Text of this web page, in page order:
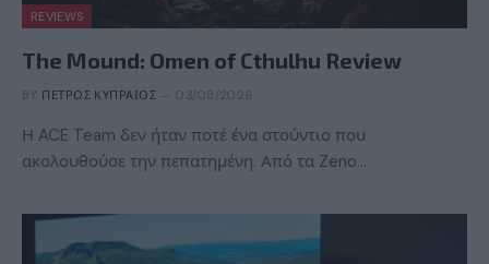
REVIEWS
The Mound: Omen of Cthulhu Review
BY ΠΈΤΡΟΣ ΚΥΠΡΑΊΟΣ 03/08/2026
Η ACE Team δεν ήταν ποτέ ένα στούντιο που
ακολουθούσε την πεπατημένη. Από τα Zeno…